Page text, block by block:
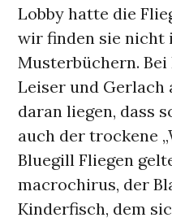
Lobby hatte die
wir finden sie nicht
Musterbüchern.
Leiser und Gerlach
daran liegen, dass
auch der trockene
Bluegill Fliegen
macrochirus, der
Kinderfisch, dem